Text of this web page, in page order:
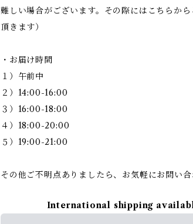
難しい場合がございます。その際にはこちらか
頂きます）
・お届け時間
１）午前中
２）14:00-16:00
３）16:00-18:00
４）18:00-20:00
５）19:00-21:00
その他ご不明点ありましたら、お気軽にお問い合
International shipping